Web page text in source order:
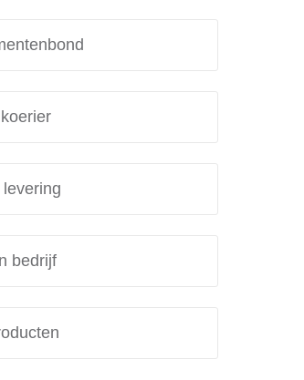
bedrijf